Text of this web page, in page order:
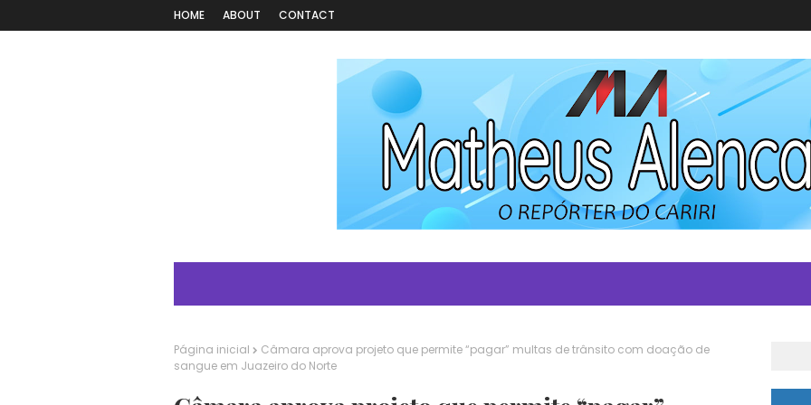
HOME ABOUT CONTACT
Página inicial
Câmara aprova projeto que permite “pagar” multas de trânsito com doação de
sangue em Juazeiro do Norte